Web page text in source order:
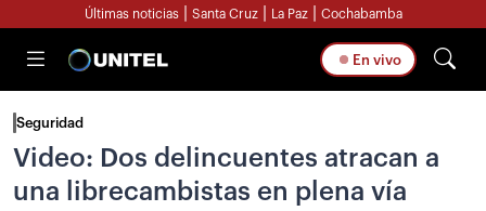
Últimas noticias Santa Cruz La Paz Cochabamba
En vivo
Seguridad
Video: Dos delincuentes atracan a
una librecambistas en plena vía